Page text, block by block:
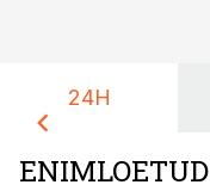
24H
ENIMLOETUD